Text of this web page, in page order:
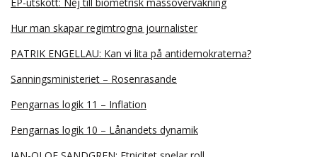
Hur man skapar regimtrogna journalister
PATRIK ENGELLAU: Kan vi lita på antidemokraterna?
Sanningsministeriet – Rosenrasande
Pengarnas logik 11 – Inflation
Pengarnas logik 10 – Lånandets dynamik